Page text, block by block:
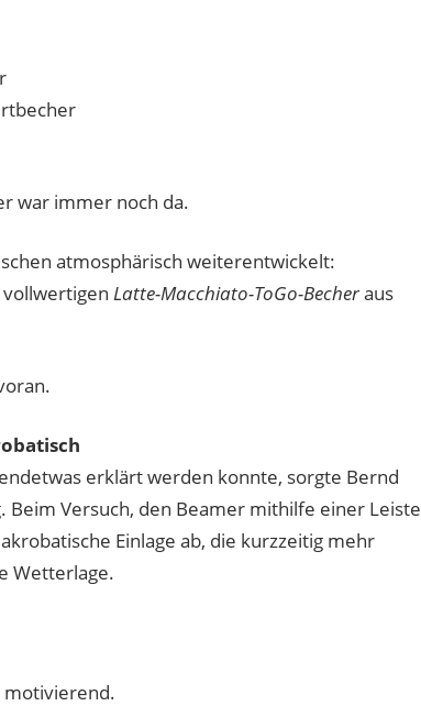
war immer noch da.
atmosphärisch weiterentwickelt:
Latte-Macchiato-ToGo-Becheraus
erklärt werden konnte, sorgte Bernd
Versuch, den Beamer mithilfe einer Leiste
Einlage ab, die kurzzeitig mehr
Wetterlage.
motivierend.